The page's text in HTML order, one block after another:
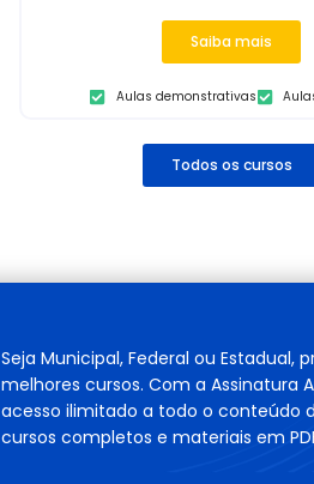
Saiba mais
Aulas demonstrativas
Todos os cursos
Seja Municipal, Federal ou Estadual,
melhores cursos. Com a Assinatura
acesso ilimitado a todo o conteúdo
cursos completos e materiais em